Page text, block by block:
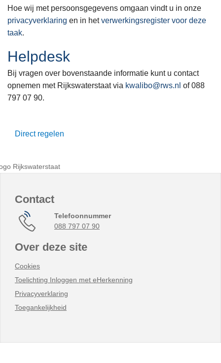
Hoe wij met persoonsgegevens omgaan vindt u in onze
privacyverklaring en in hetverwerkingsregister voor deze
taak.
Helpdesk
Bij vragen over bovenstaande informatie kunt u contact
opnemen met Rijkswaterstaat via kwalibo@rws.nl of 088
797 07 90.
Direct regelen
Contact
Telefoonnummer
088 797 07 90
Over deze site
Cookies
Toelichting Inloggen met eHerkenning
Privacyverklaring
Toegankelijkheid